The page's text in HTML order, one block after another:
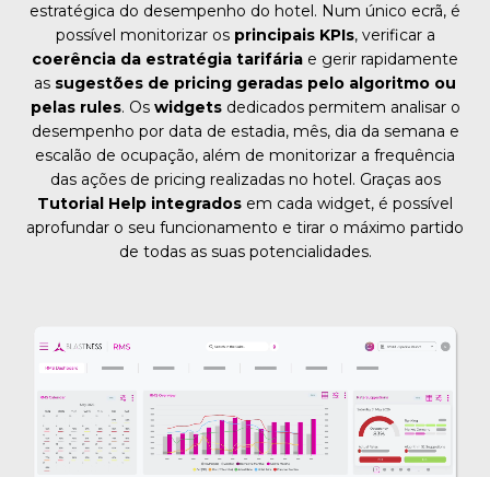
estratégica do desempenho do hotel. Num único ecrã, é
possível monitorizar os principais KPIs, verificar a
coerência da estratégia tarifária e gerir rapidamente
as sugestões de pricing geradas pelo algoritmo ou
pelas rules. Os widgetsdedicados permitem analisar o
desempenho por data de estadia, mês, dia da semana e
escalão de ocupação, além de monitorizar a frequência
das ações de pricing realizadas no hotel. Graças aos
Tutorial Help integrados em cada widget, é possível
aprofundar o seu funcionamento e tirar o máximo partido
de todas as suas potencialidades.